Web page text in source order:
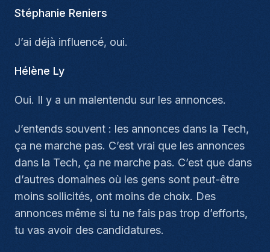
Stéphanie Reniers
J’ai déjà influencé, oui.
Hélène Ly
Oui. Il y a un malentendu sur les annonces.
J’entends souvent : les annonces dans la Tech,
ça ne marche pas. C’est vrai que les annonces
dans la Tech, ça ne marche pas. C’est que dans
d’autres domaines où les gens sont peut-être
moins sollicités, ont moins de choix. Des
annonces même si tu ne fais pas trop d’efforts,
tu vas avoir des candidatures.